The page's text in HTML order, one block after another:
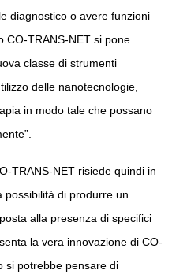
diagnostico o avere funzioni
CO-TRANS-NET si pone
classe di strumenti
delle nanotecnologie,
in modo tale che possano
TRANS-NET risiede quindi in
possibilità di produrre un
alla presenza di specifici
la vera innovazione di CO-
si potrebbe pensare di